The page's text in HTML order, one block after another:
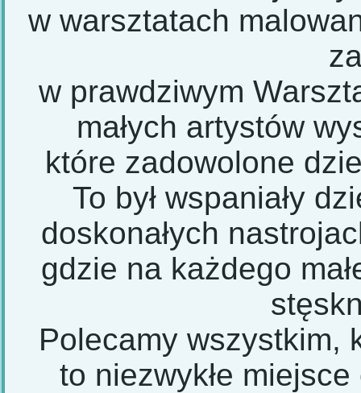
w warsztatach
w prawdziwym
małych artystów
które zadowolone
To był wspaniały
doskonałych
gdzie na każdego
Polecamy wszystkim,
to niezwykłe